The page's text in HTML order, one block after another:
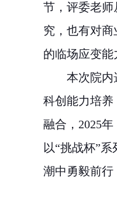
节，评委老
究，也有对
的临场应变
本次院内
科创能力培
融合， 2025
以“挑战杯”
潮中勇毅前行